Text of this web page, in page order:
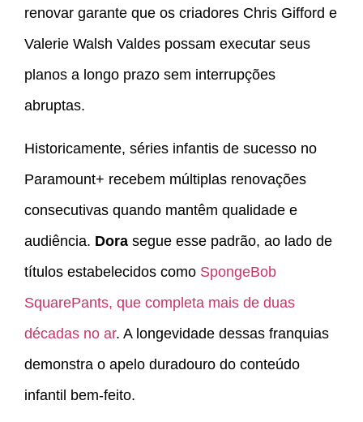
renovar garante que os criadores Chris Gifford e
Valerie Walsh Valdes possam executar seus
planos a longo prazo sem interrupções
abruptas.
Historicamente, séries infantis de sucesso no
Paramount+ recebem múltiplas renovações
consecutivas quando mantêm qualidade e
audiência. Dora segue esse padrão, ao lado de
títulos estabelecidos como SpongeBob
SquarePants, que completa mais de duas
décadas no ar. A longevidade dessas franquias
demonstra o apelo duradouro do conteúdo
infantil bem-feito.